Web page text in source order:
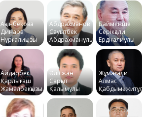
Ақынбекова
Динара
Нұрғалиқызы
Абдрахманов
Сауытбек
Абдрахманұлы
Байменше
Серікқали
Ердіғалиұлы
Айдарбек
Қарлығаш
Жамалбекқызы
Әлісжан
Сарқыт
Қалымұлы
Жұмағали
Алмас
Қабдымәжитұлы